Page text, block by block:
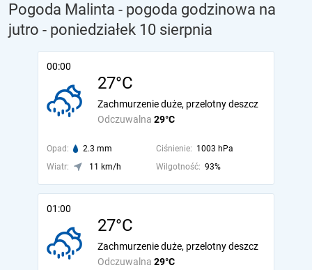
Pogoda Malinta - pogoda godzinowa na
jutro - poniedziałek 10 sierpnia
00:00
27°C
Odczuwalna 29°C
Zachmurzenie duże, przelotny deszcz
Opad: 2.3 mm Ciśnienie: 1003 hPa
Wiatr:
11 km/h Wilgotność: 93%
01:00
27°C
Odczuwalna 29°C
Zachmurzenie duże, przelotny deszcz